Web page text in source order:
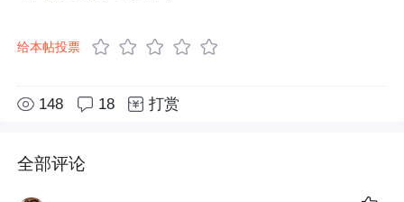
给本帖投票
148 18 打赏
全部评论